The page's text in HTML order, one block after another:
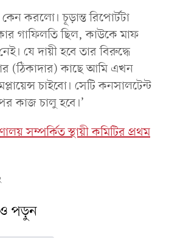
করলো। চূড়ান্ত রিপোর্টটা
গাফিলতি ছিল, কাউকে মাফ
যে দায়ী হবে তার বিরুদ্ধে
(ঠিকাদার) কাছে আমি এখন
চাইবো। সেটি কনসালটেন্ট
কাজ চালু হবে।’
সম্পর্কিত স্থায়ী কমিটির প্রথম
পড়ুন